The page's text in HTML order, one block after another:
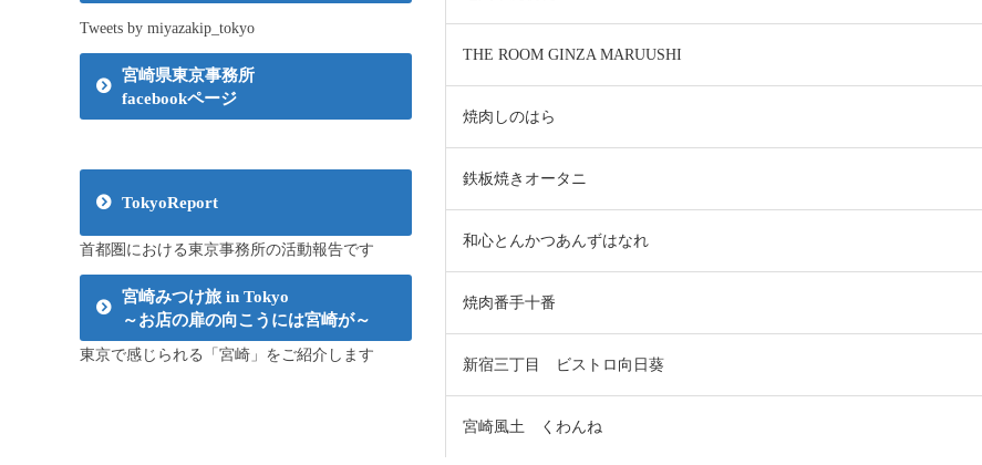
Tweets by miyazakip_tokyo
宮崎県東京事務所
facebookページ
TokyoReport
首都圏における東京事務所の活動報告です
宮崎みつけ旅 in Tokyo
～お店の扉の向こうには宮崎が～
東京で感じられる「宮崎」をご紹介します
THE ROOM GINZA MARUUSHI
焼肉しのはら
鉄板焼きオータニ
和心とんかつあんずはなれ
焼肉番手十番
新宿三丁目 ビストロ向日葵
宮崎風土 くわんね